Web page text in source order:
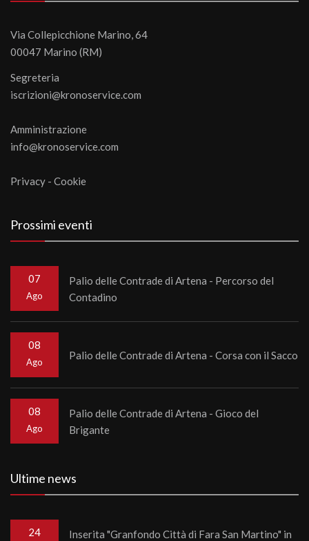
Via Collepicchione Marino, 64
00047 Marino (RM)
Segreteria
iscrizioni@kronoservice.com
Amministrazione
info@kronoservice.com
Privacy - Cookie
Prossimi eventi
07
Ago
Palio delle Contrade di Artena - Percorso del
Contadino
08
Ago
Palio delle Contrade di Artena - Corsa con il Sacco
08
Ago
Palio delle Contrade di Artena - Gioco del
Brigante
Ultime news
24
Inserita "Granfondo Città di Fara San Martino" in